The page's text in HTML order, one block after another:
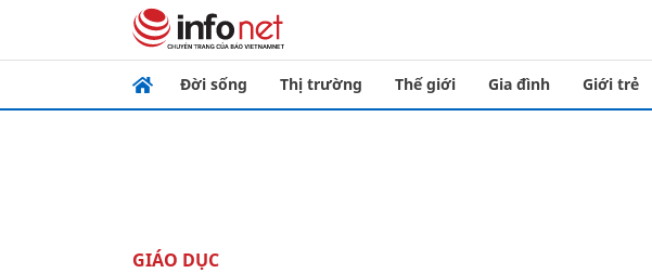
Đời sống Thị trường Thế giới Gia đình Giới trẻ
GIÁO DỤC